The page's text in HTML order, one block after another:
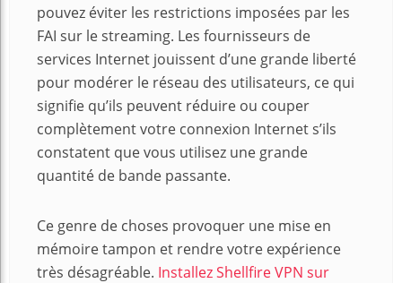
pouvez éviter les restrictions imposées par les
FAI sur le streaming. Les fournisseurs de
services Internet jouissent d’une grande liberté
pour modérer le réseau des utilisateurs, ce qui
signifie qu’ils peuvent réduire ou couper
complètement votre connexion Internet s’ils
constatent que vous utilisez une grande
quantité de bande passante.
Ce genre de choses provoquer une mise en
mémoire tampon et rendre votre expérience
très désagréable. Installez Shellfire VPN sur